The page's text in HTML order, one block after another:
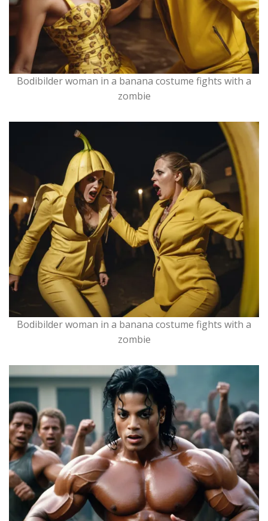
Bodibilder woman in a banana costume fights with a
zombie
Bodibilder woman in a banana costume fights with a
zombie